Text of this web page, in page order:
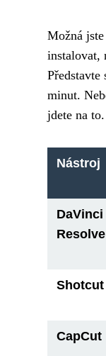
Možná
instalovat,
minut.
jdete na to.
Nástroj
DaVinci
Resolve
Shotcut
CapCut